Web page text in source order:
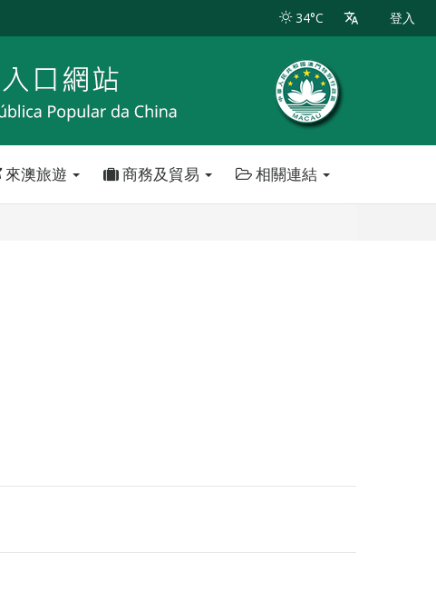
34°C 登入
來澳旅遊 商務及貿易 相關連結